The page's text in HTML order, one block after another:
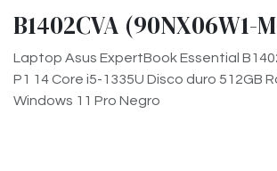
B1402CVA (90NX06W1-
Laptop Asus ExpertBook Essential
P1 14 Core i5-1335U Disco duro 512GB
Windows 11 Pro Negro